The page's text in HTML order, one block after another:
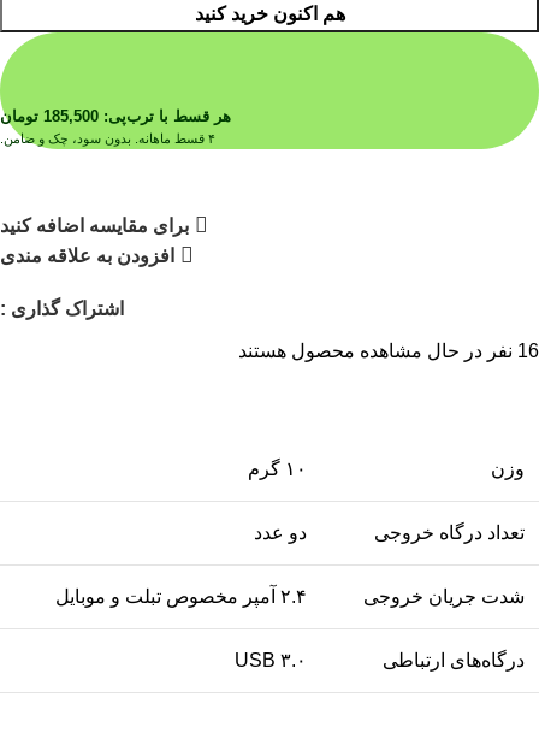
هم اکنون خرید کنید
هر قسط با ترب‌پی: 185,500 تومان
۴ قسط ماهانه. بدون سود، چک و ضامن.
برای مقایسه اضافه کنید
افزودن به علاقه مندی
اشتراک گذاری :
16 نفر در حال مشاهده محصول هستند
وزن ۱۰ گرم
تعداد درگاه خروجی دو عدد
شدت جریان خروجی ۲.۴ آمپر مخصوص تبلت و موبایل
درگاه‌های ارتباطی USB ۳.۰